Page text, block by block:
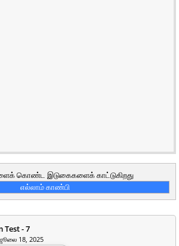
கொண்ட இடுகைகளைக் காட்டுகிறது
எல்லாம் காண்பி
Test - 7
18, 2025